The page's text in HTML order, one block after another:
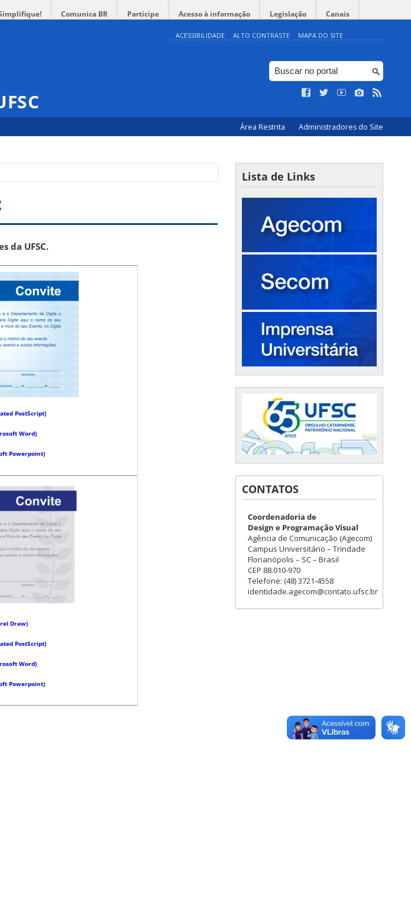
Comunica BR Participe Acesso à informação Legislação Canais
ACESSIBILIDADE ALTO CONTRASTE MAPA DO SITE
Área Restrita Administradores do Site
da UFSC.
PostScript)
Word)
Powerpoint)
Draw)
PostScript)
Word)
Powerpoint)
Lista de Links
CONTATOS
Coordenadoria de
Design e Programação Visual
Agência de Comunicação (Agecom)
Campus Universitário – Trindade
Florianópolis – SC – Brasil
CEP 88.010-970
Telefone: (48) 3721-4558
identidade.agecom@contato.ufsc.br